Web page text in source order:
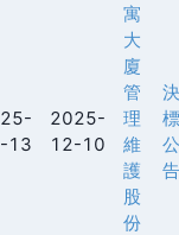
13
2025-
12-10
寓
大
廈
管
理
維
護
股
份
決
標
公
告